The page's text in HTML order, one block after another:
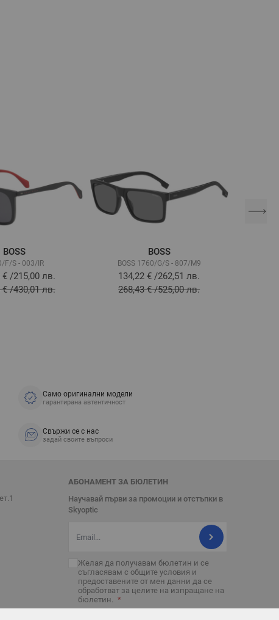
BOSS
F/S - 003/IR
€/215,00 лв.
€/430,01 лв.
BOSS
BOSS 1760/G/S - 807/M9
134,22 € /262,51 лв.
268,43 €/525,00 лв.
Само оригинални модели
гарантирана автентичност
Свържи се с нас
задай своите въпроси
АБОНАМЕНТ ЗА БЮЛЕТИН
Научавай първи за промоции и отстъпки в
Skyoptic
Желая да получавам бюлетин и се
съгласявам с общите условия и
предоставените от мен данни да се
обработват за целите на изпращане на
бюлетин.